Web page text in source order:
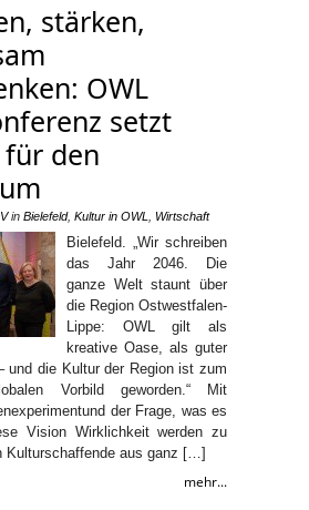
stärken,
OWL
setzt
den
in Bielefeld, Kultur in OWL Wirtschaft
Bielefeld. „Wir schreiben
das Jahr 2046. Die
ganze Welt staunt über
die Region Ostwestfalen-
Lippe: OWL gilt als
kreative Oase, als guter
und die Kultur der Region ist zum
Vorbild geworden.“ Mit
der Frage, was es
Vision Wirklichkeit werden zu
Kulturschaffende aus ganz […]
mehr...